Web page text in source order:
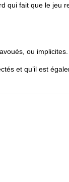
qui fait que le jeu
ou implicites.
et qu’il est